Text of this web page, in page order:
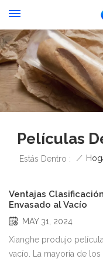
Películas
Estás Dentro : /
Ventajas
Envasado al Vacío
MAY 31, 2024
Xianghe produjo
vacío. La mayoría de